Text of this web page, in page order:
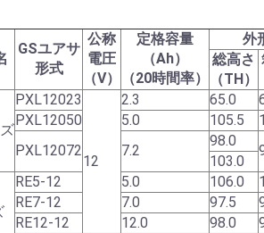
GSユアサ
形式
公称
電圧
（V）
定格容量
（Ah）
（20時間率）
外
総高さ
（TH）
PXL12023
12
2.3 65.0
PXL12050
5.0 105.5
PXL12072
7.2
98.0
103.0
RE5-12 5.0 106.0
RE7-12
7.0 97.5
RE12-12
12.0 98.0